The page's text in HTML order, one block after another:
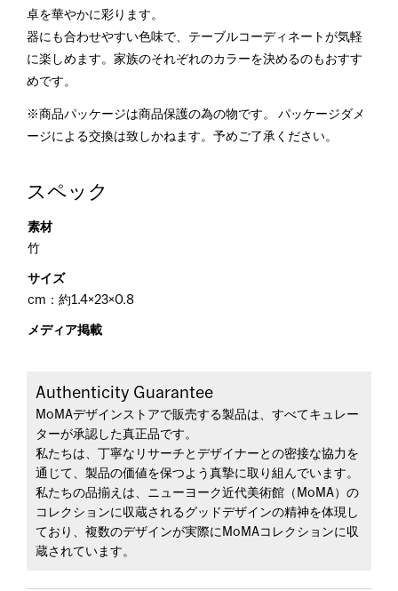
卓を華やかに彩ります。
器にも合わせやすい色味で、テーブルコーディネートが気軽
に楽しめます。家族のそれぞれのカラーを決めるのもおすす
めです。
※商品パッケージは商品保護の為の物です。 パッケージダメ
ージによる交換は致しかねます。予めご了承ください。
スペック
素材
竹
サイズ
cm：約1.4×23×0.8
メディア掲載
Authenticity Guarantee
MoMAデザインストアで販売する製品は、すべてキュレー
ターが承認した真正品です。
私たちは、丁寧なリサーチとデザイナーとの密接な協力を
通じて、製品の価値を保つよう真摯に取り組んでいます。
私たちの品揃えは、ニューヨーク近代美術館（MoMA）の
コレクションに収蔵されるグッドデザインの精神を体現し
ており、複数のデザインが実際にMoMAコレクションに収
蔵されています。